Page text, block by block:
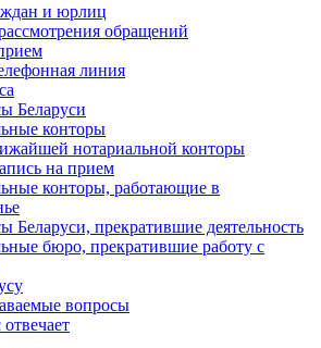
и юрлиц
обращений
линия
Беларуси
конторы
нотариальной конторы
на прием
конторы, работающие в
Беларуси, прекратившие деятельность
бюро, прекратившие работу с
вопросы